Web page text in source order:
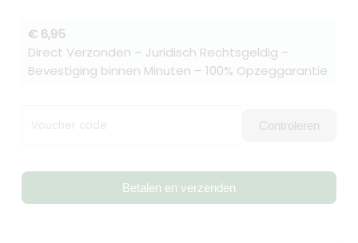
€ 6,95
Direct Verzonden – Juridisch Rechtsgeldig –
Bevestiging binnen Minuten – 100% Opzeggarantie
Voucher code Controleren
Betalen en verzenden